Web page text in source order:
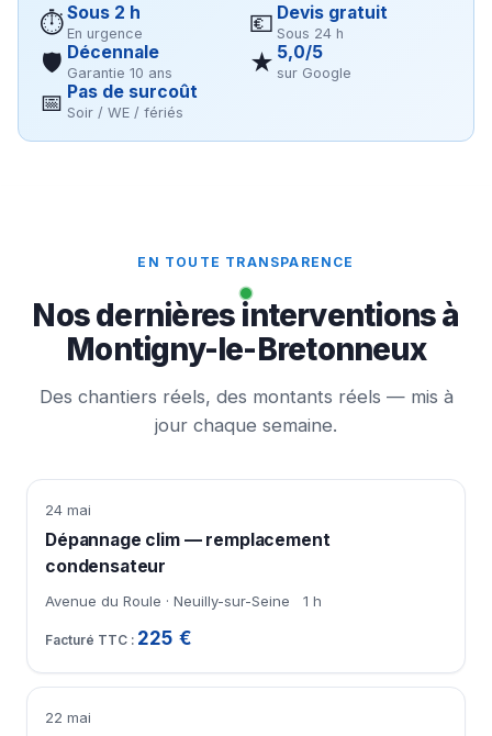
⏱Sous 2 h
En urgence 💶 Devis gratuit
Sous 24 h
🛡 Décennale
Garantie 10 ans ★ 5,0/5
sur Google
📅 Pas de surcoût
Soir / WE / fériés
EN TOUTE TRANSPARENCE
Nos dernières interventions à
Montigny-le-Bretonneux
Des chantiers réels, des montants réels — mis à
jour chaque semaine.
24 mai
Dépannage clim — remplacement
condensateur
Avenue du Roule · Neuilly-sur-Seine 1 h
225 €
22 mai